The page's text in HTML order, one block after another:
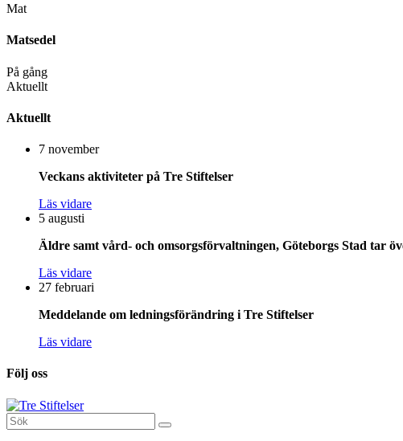
Mat
Matsedel
På gång
Aktuellt
Aktuellt
7 november
Veckans aktiviteter på Tre Stiftelser
Läs vidare
5 augusti
Äldre samt vård- och omsorgsförvaltningen, Göteborgs Stad tar
Läs vidare
27 februari
Meddelande om ledningsförändring i Tre Stiftelser
Läs vidare
Följ oss
Sök
efter: